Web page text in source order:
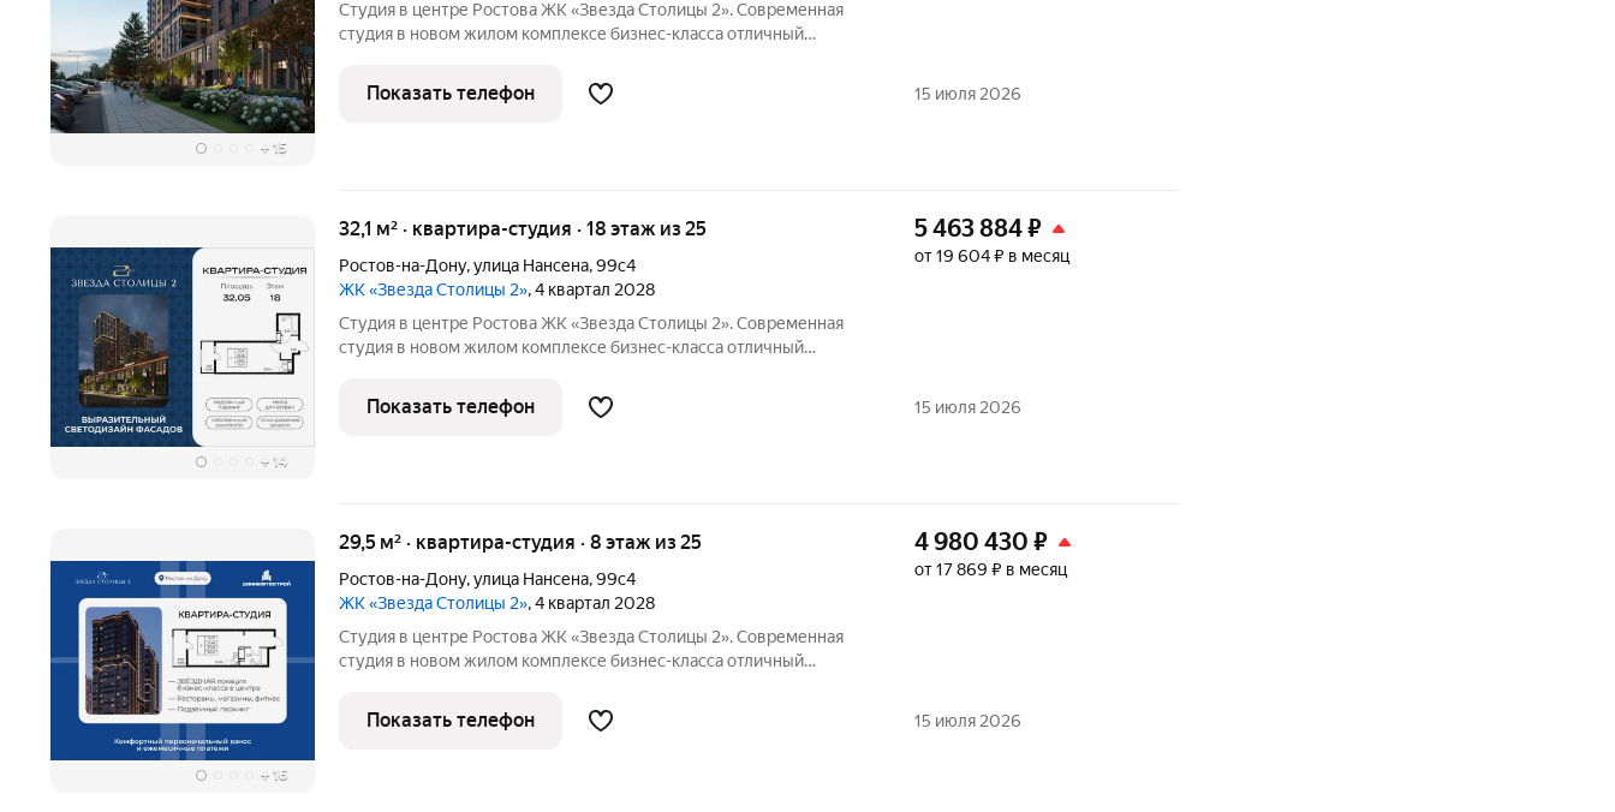
+ 15
Студия в центре Ростова ЖК «Звезда Столицы 2». Современная
студия в новом жилом комплексе бизнес-класса отличный
покупки: Рассрочка 0% без переплат на 6 месяцев; Семейная
ипотека 5%
Показать телефон 15 июля 2026
+ 14
32,1 м² · квартира-студия · 18 этаж из 25
Ростов-на-Дону,улица Нансена,99с4
ЖК «Звезда Столицы 2», 4 квартал 2028
Студия в центре Ростова ЖК «Звезда Столицы 2». Современная
студия в новом жилом комплексе бизнес-класса отличный
покупки: Рассрочка 0% без переплат на 6 месяцев; Семейная
ипотека 5%
5 463 884₽
от 19 604 ₽ в месяц
Показать телефон 15 июля 2026
+ 16
29,5 м² · квартира-студия · 8 этаж из 25
Ростов-на-Дону,улица Нансена,99с4
ЖК «Звезда Столицы 2», 4 квартал 2028
Студия в центре Ростова ЖК «Звезда Столицы 2». Современная
студия в новом жилом комплексе бизнес-класса отличный
покупки: Рассрочка 0% без переплат на 6 месяцев; Семейная
ипотека 5% на
4 980 430 ₽
от 17 869 ₽ в месяц
Показать телефон 15 июля 2026